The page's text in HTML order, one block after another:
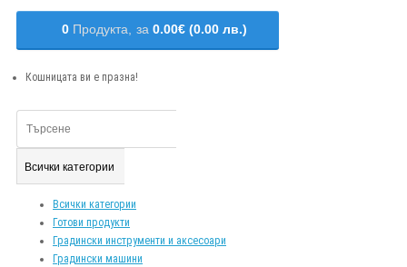
0 Продукта, за 0.00€ (0.00 лв.)
Кошницата ви е празна!
Всички категории
Всички категории
Готови продукти
Градински инструменти и аксесоари
Градински машини